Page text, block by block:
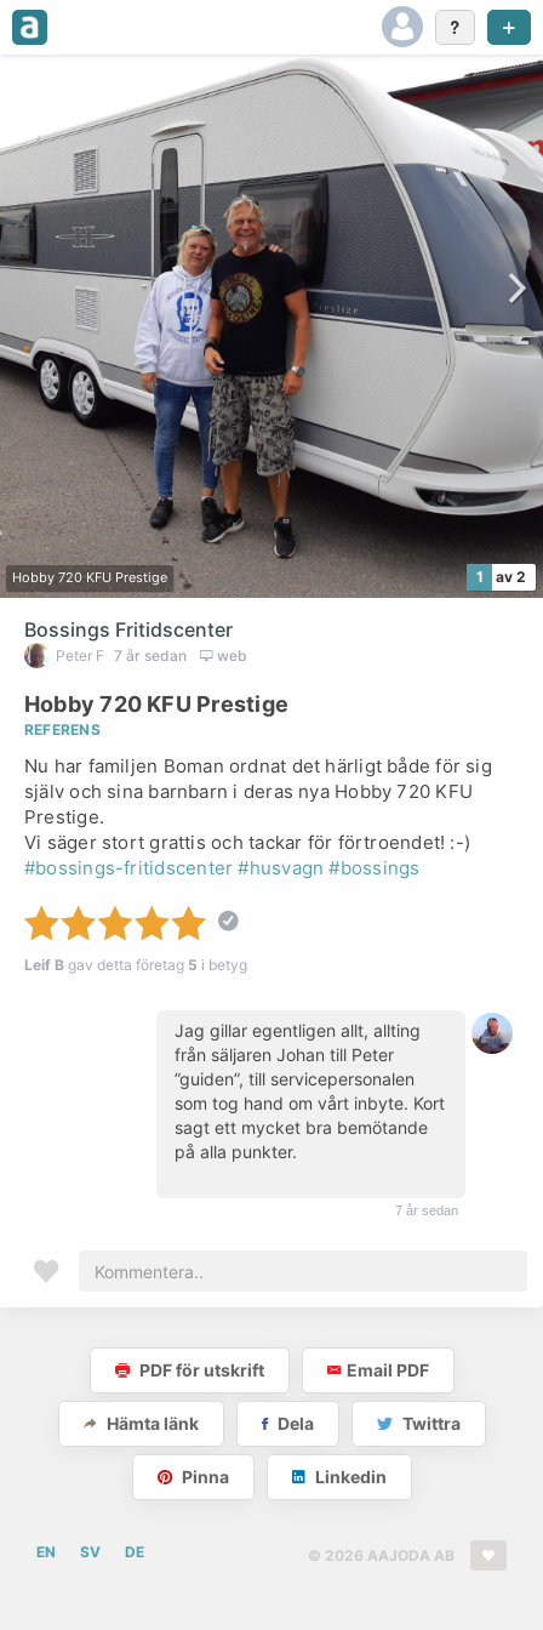
Hobby 720 KFU Prestige 1 av 2
Bossings Fritidscenter
Peter F 7 år sedan web
Hobby 720 KFU Prestige
REFERENS
Nu har familjen Boman ordnat det härligt både för sig
själv och sina barnbarn i deras nya Hobby 720 KFU
Prestige.
Vi säger stort grattis och tackar för förtroendet! :-)
#bossings-fritidscenter #husvagn #bossings
Leif B gav detta företag 5 i betyg
Jag gillar egentligen allt, allting
från säljaren Johan till Peter
”guiden”, till servicepersonalen
som tog hand om vårt inbyte. Kort
sagt ett mycket bra bemötande
på alla punkter.
7 år sedan
PDF för utskrift Email PDF
Hämta länk Dela Twittra
Pinna Linkedin
© 2026 AAJODA AB
EN SV DE